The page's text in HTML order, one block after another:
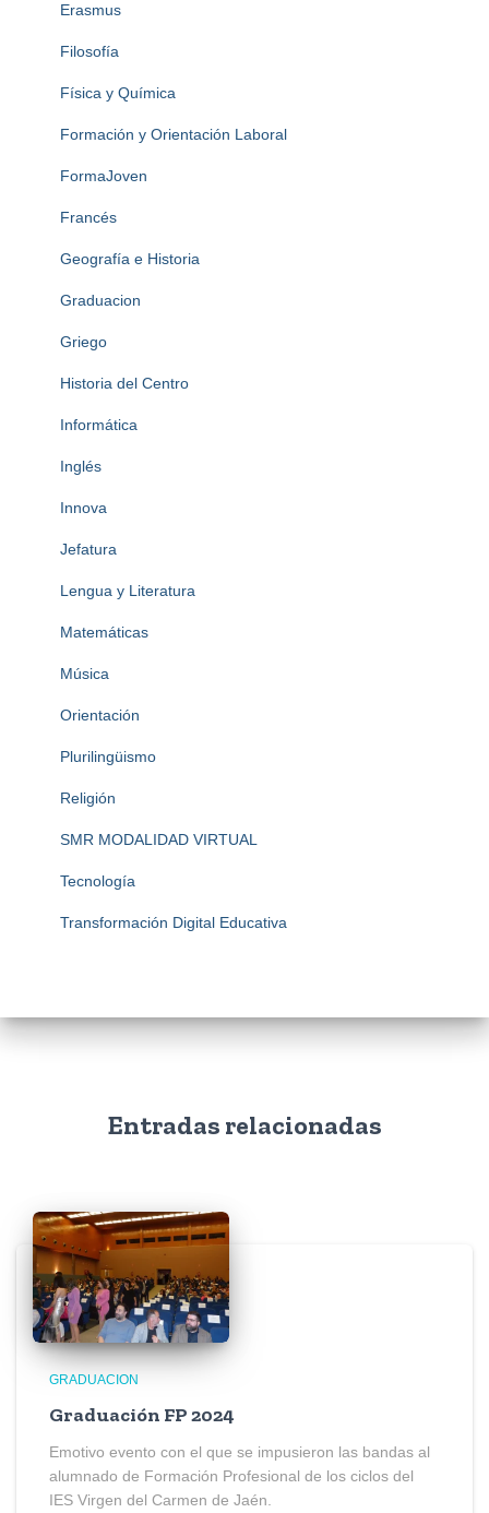
Erasmus
Filosofía
Física y Química
Formación y Orientación Laboral
FormaJoven
Francés
Geografía e Historia
Graduacion
Griego
Historia del Centro
Informática
Inglés
Innova
Jefatura
Lengua y Literatura
Matemáticas
Música
Orientación
Plurilingüismo
Religión
SMR MODALIDAD VIRTUAL
Tecnología
Transformación Digital Educativa
Entradas relacionadas
GRADUACION
Graduación FP 2024
Emotivo evento con el que se impusieron las bandas al
alumnado de Formación Profesional de los ciclos del
IES Virgen del Carmen de Jaén.